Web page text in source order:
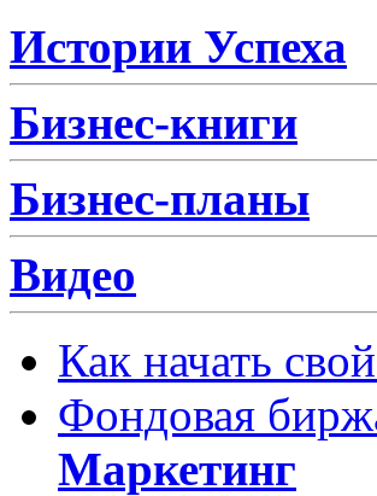
Истории Успеха
Бизнес-книги
Бизнес-планы
Видео
Как начать
Фондовая
Маркетинг